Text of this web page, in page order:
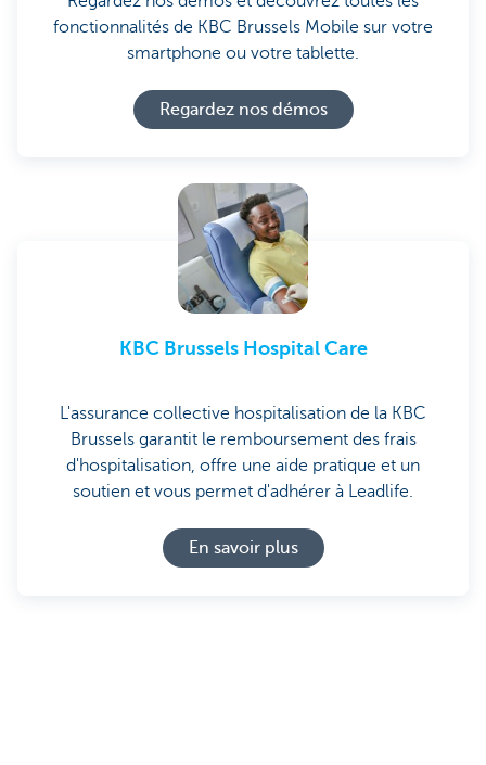
fonctionnalités de KBC Brussels Mobile sur votre
smartphone ou votre tablette.
Regardez nos démos
KBC Brussels Hospital Care
L'assurance collective hospitalisation de la KBC
Brussels garantit le remboursement des frais
d'hospitalisation, offre une aide pratique et un
soutien et vous permet d'adhérer à Leadlife.
En savoir plus